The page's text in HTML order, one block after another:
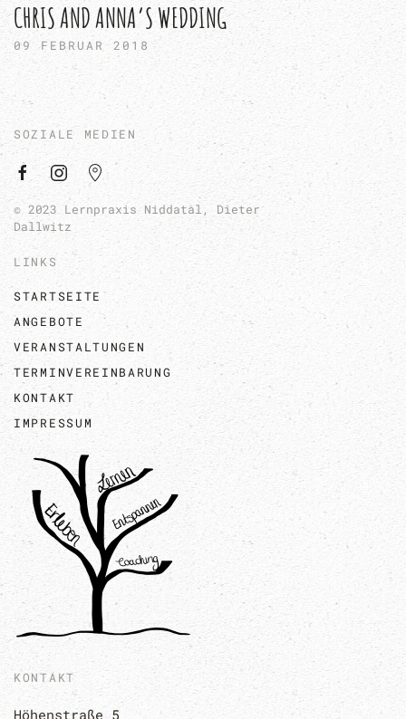
CHRIS AND ANNA’S WEDDING
09 FEBRUAR 2018
KONTAKT
Höhenstraße 5
SOZIALE MEDIEN
© 2023 Lernpraxis Niddatal, Dieter
Dallwitz
LINKS
STARTSEITE
ANGEBOTE
VERANSTALTUNGEN
TERMINVEREINBARUNG
KONTAKT
IMPRESSUM